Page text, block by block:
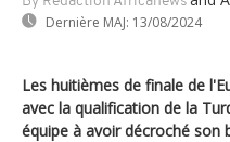
Dernière MAJ: 13/08/2024
Les huitièmes de finale de
avec la qualification de la
équipe à avoir décroché son